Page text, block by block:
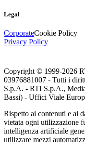
Legal
CorporateCookie Policy
Privacy Policy
Copyright © 1999-2026
03976881007 - Tutti i
S.p.A. - RTI S.p.A.,
Bassi) - Uffici Viale
Rispetto ai contenuti e ai
vietata ogni utilizzazione
intelligenza artificiale
utilizzare mezzi